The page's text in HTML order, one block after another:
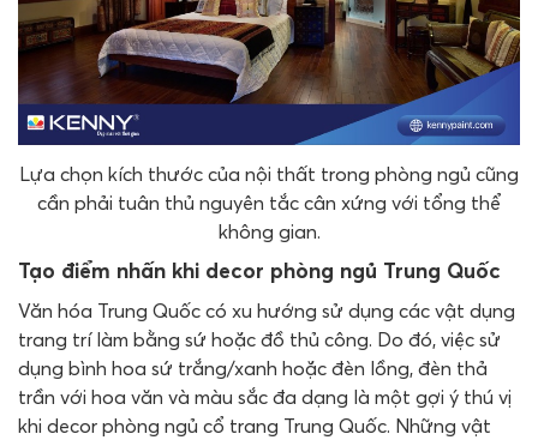
Lựa chọn kích thước của nội thất trong phòng ngủ cũng
cần phải tuân thủ nguyên tắc cân xứng với tổng thể
không gian.
Tạo điểm nhấn khi decor phòng ngủ Trung Quốc
Văn hóa Trung Quốc có xu hướng sử dụng các vật dụng
trang trí làm bằng sứ hoặc đồ thủ công. Do đó, việc sử
dụng bình hoa sứ trắng/xanh hoặc đèn lồng, đèn thả
trần với hoa văn và màu sắc đa dạng là một gợi ý thú vị
khi decor phòng ngủ cổ trang Trung Quốc. Những vật